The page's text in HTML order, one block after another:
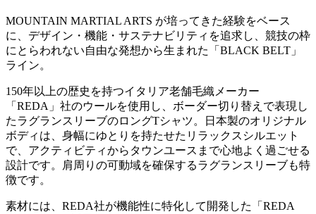
MOUNTAIN MARTIAL ARTS が培ってきた経験をベース
に、デザイン・機能・サステナビリティを追求し、競技の枠
にとらわれない自由な発想から生まれた「BLACK BELT」
ライン。
150年以上の歴史を持つイタリア老舗毛織メーカー
「REDA」社のウールを使用し、ボーダー切り替えで表現し
たラグランスリーブのロングTシャツ。日本製のオリジナル
ボディは、身幅にゆとりを持たせたリラックスシルエット
で、アクティビティからタウンユースまで心地よく過ごせる
設計です。肩周りの可動域を確保するラグランスリーブも特
徴です。
素材には、REDA社が機能性に特化して開発した「REDA